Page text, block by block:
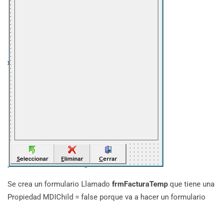
Se crea un formulario Llamado frmFacturaTemp que tiene una
Propiedad MDIChild = false porque va a hacer un formulario